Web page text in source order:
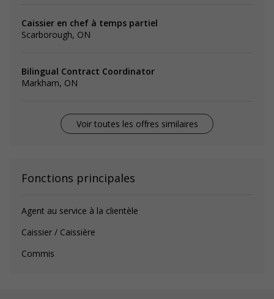
Caissier en chef à temps partiel
Scarborough, ON
Bilingual Contract Coordinator
Markham, ON
Voir toutes les offres similaires
Fonctions principales
Agent au service à la clientèle
Caissier / Caissière
Commis